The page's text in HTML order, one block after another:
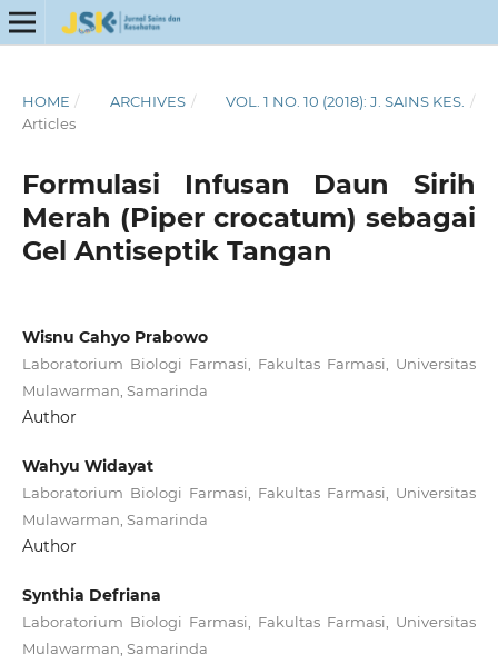
HOME / ARCHIVES / VOL. 1 NO. 10 (2018): J. SAINS KES. /
Articles
Formulasi Infusan Daun Sirih
Merah (Piper crocatum) sebagai
Gel Antiseptik Tangan
Wisnu Cahyo Prabowo
Laboratorium Biologi Farmasi, Fakultas Farmasi, Universitas
Mulawarman, Samarinda
Author
Wahyu Widayat
Laboratorium Biologi Farmasi, Fakultas Farmasi, Universitas
Mulawarman, Samarinda
Author
Synthia Defriana
Laboratorium Biologi Farmasi, Fakultas Farmasi, Universitas
Mulawarman, Samarinda